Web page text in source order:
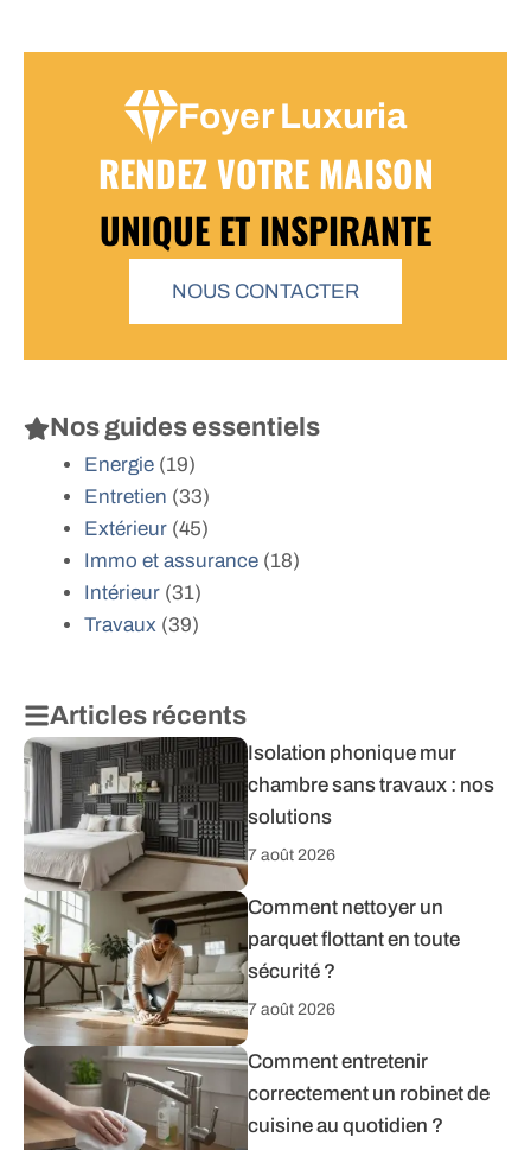
Foyer Luxuria
RENDEZ VOTRE MAISON
UNIQUE ET INSPIRANTE
NOUS CONTACTER
Nos guides essentiels
Energie (19)
Entretien (33)
Extérieur (45)
Immo et assurance (18)
Intérieur (31)
Travaux (39)
Articles récents
Isolation phonique mur
chambre sans travaux : nos
solutions
7 août 2026
Comment nettoyer un
parquet flottant en toute
sécurité ?
7 août 2026
Comment entretenir
correctement un robinet de
cuisine au quotidien ?